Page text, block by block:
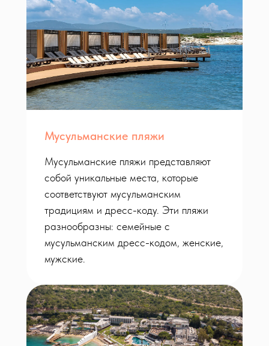
Мусульманские пляжи
Мусульманские пляжи представляют
собой уникальные места, которые
соответствуют мусульманским
традициям и дресс-коду. Эти пляжи
разнообразны: семейные с
мусульманским дресс-кодом, женские,
мужские.